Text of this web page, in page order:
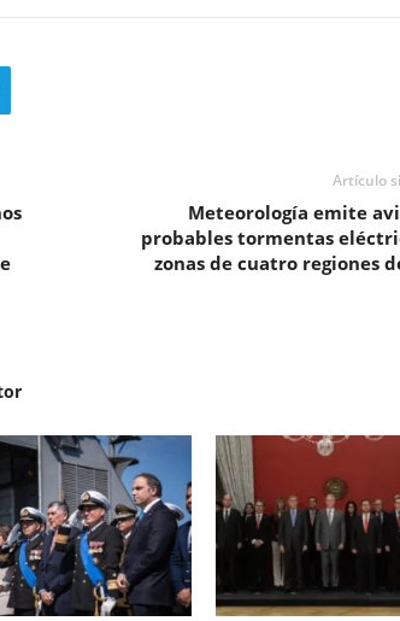
Artículo
Meteorología emite
probables tormentas
zonas de cuatro regiones